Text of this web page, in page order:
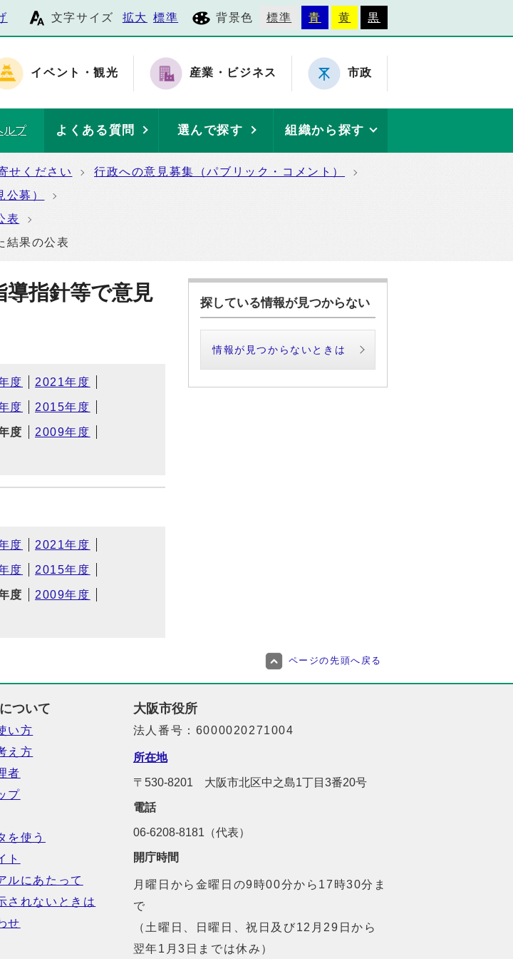
文字サイズ 拡大 標準 背景色 標準 青 黄 黒
イベント・観光 産業・ビジネス 市政
ルプ よくある質問 選んで探す 組織から探す
せください
行政への意見募集（パブリック・コメント）
募）
表
結果の公表
指針等で意見
度 2021年度
度 2015年度
度 2009年度
度 2021年度
度 2015年度
度 2009年度
探している情報が見つからない
情報が見つからないときは
ページの先頭へ戻る
ついて
い方
え方
者
プ
を使う
ト
ルにあたって
されないときは
せ
大阪市役所
法人番号：6000020271004
所在地
〒530-8201 大阪市北区中之島1丁目3番20号
電話
06-6208-8181（代表）
開庁時間
月曜日から金曜日の9時00分から17時30分ま
で
（土曜日、日曜日、祝日及び12月29日から
翌年1月3日までは休み）